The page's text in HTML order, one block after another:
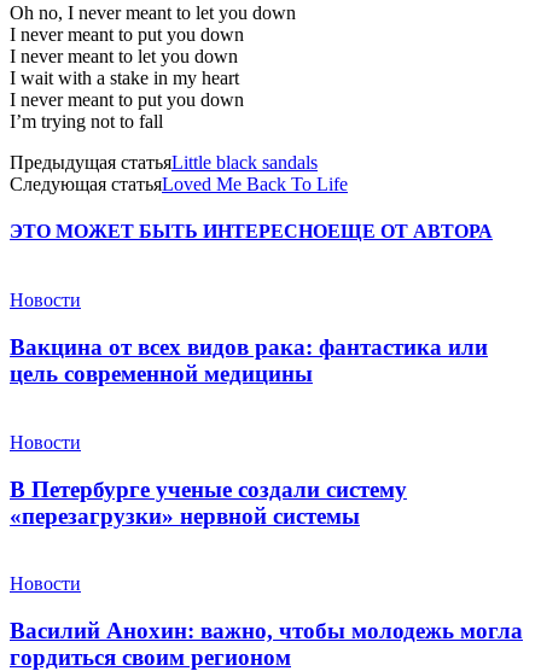
Oh no, I never meant to let you down
I never meant to put you down
I never meant to let you down
I wait with a stake in my heart
I never meant to put you down
I’m trying not to fall
Предыдущая статьяLittle black sandals
Следующая статьяLoved Me Back To Life
ЭТО МОЖЕТ БЫТЬ ИНТЕРЕСНОЕЩЕ ОТ АВТОРА
Новости
Вакцина от всех видов рака: фантастика или
цель современной медицины
Новости
В Петербурге ученые создали систему
«перезагрузки» нервной системы
Новости
Василий Анохин: важно, чтобы молодежь могла
гордиться своим регионом